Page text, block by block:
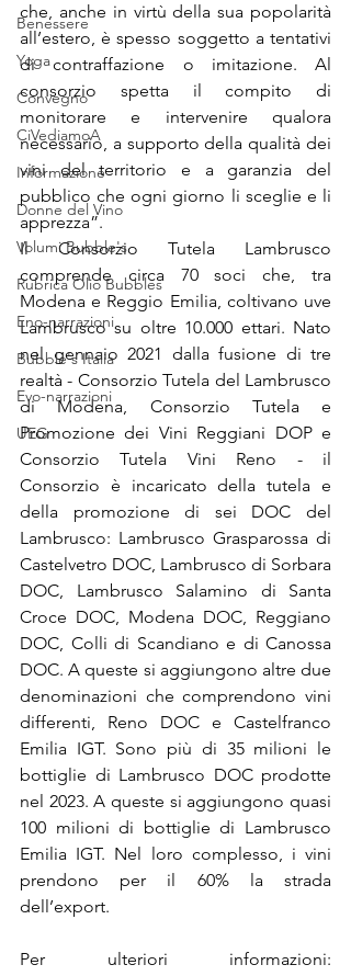
Benessere
Yoga
Convegno
CiVediamoA
Informazione
Donne del Vino
Volumi Bubble's
Rubrica Olio Bubbles
Eno-narrazioni
Bubble's Italia
Evo-narrazioni
UEG
che, anche in virtù della sua popolarità
all’estero, è spesso soggetto a tentativi
di contraffazione o imitazione. Al
consorzio spetta il compito di
monitorare e intervenire qualora
necessario, a supporto della qualità dei
vini del territorio e a garanzia del
pubblico che ogni giorno li sceglie e li
apprezza”.
Il Consorzio Tutela Lambrusco
comprende circa 70 soci che, tra
Modena e Reggio Emilia, coltivano uve
Lambrusco su oltre 10.000 ettari. Nato
nel gennaio 2021 dalla fusione di tre
realtà - Consorzio Tutela del Lambrusco
di Modena, Consorzio Tutela e
Promozione dei Vini Reggiani DOP e
Consorzio Tutela Vini Reno - il
Consorzio è incaricato della tutela e
della promozione di sei DOC del
Lambrusco: Lambrusco Grasparossa di
Castelvetro DOC, Lambrusco di Sorbara
DOC, Lambrusco Salamino di Santa
Croce DOC, Modena DOC, Reggiano
DOC, Colli di Scandiano e di Canossa
DOC. A queste si aggiungono altre due
denominazioni che comprendono vini
differenti, Reno DOC e Castelfranco
Emilia IGT. Sono più di 35 milioni le
bottiglie di Lambrusco DOC prodotte
nel 2023. A queste si aggiungono quasi
100 milioni di bottiglie di Lambrusco
Emilia IGT. Nel loro complesso, i vini
prendono per il 60% la strada
dell’export.